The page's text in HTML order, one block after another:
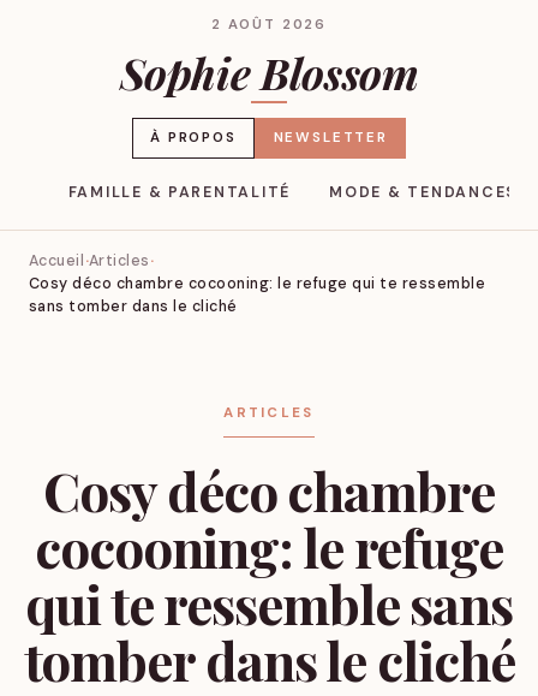
2 AOÛT 2026
Sophie Blossom
À PROPOS NEWSLETTER
FAMILLE & PARENTALITÉ MODE & TENDANCES
Accueil Articles
Cosy déco chambre cocooning: le refuge qui te ressemble
sans tomber dans le cliché
ARTICLES
Cosy déco chambre
cocooning: le refuge
qui te ressemble sans
tomber dans le cliché